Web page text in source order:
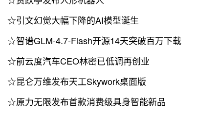
☆引文幻觉大幅下降的AI模型诞生
☆智谱GLM-4.7-Flash开源14天突破百万下载
☆前云度汽车CEO林密已低调再创业
☆昆仑万维发布天工Skywork桌面版
☆原力无限发布首款消费级具身智能新品